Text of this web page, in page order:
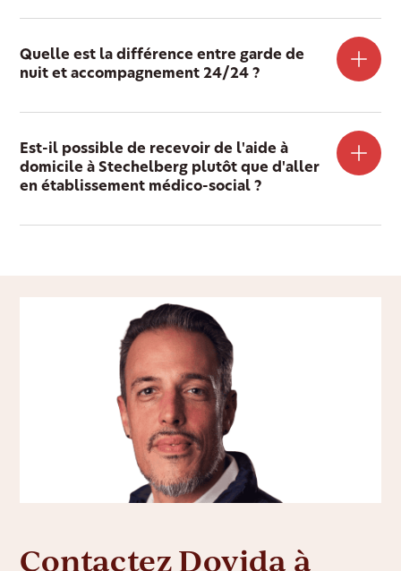
Quelle est la différence entre garde de
nuit et accompagnement 24/24 ?
Est-il possible de recevoir de l'aide à
domicile à Stechelberg plutôt que d'aller
en établissement médico-social ?
Contactez Dovida à